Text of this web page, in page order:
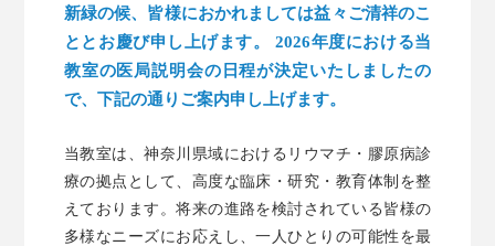
新緑の候、皆様におかれましては益々ご清祥のこ
ととお慶び申し上げます。 2026年度における当
教室の医局説明会の日程が決定いたしましたの
で、下記の通りご案内申し上げます。
当教室は、神奈川県域におけるリウマチ・膠原病診
療の拠点として、高度な臨床・研究・教育体制を整
えております。将来の進路を検討されている皆様の
多様なニーズにお応えし、一人ひとりの可能性を最
HOME
当科の紹介
入局・研修案内